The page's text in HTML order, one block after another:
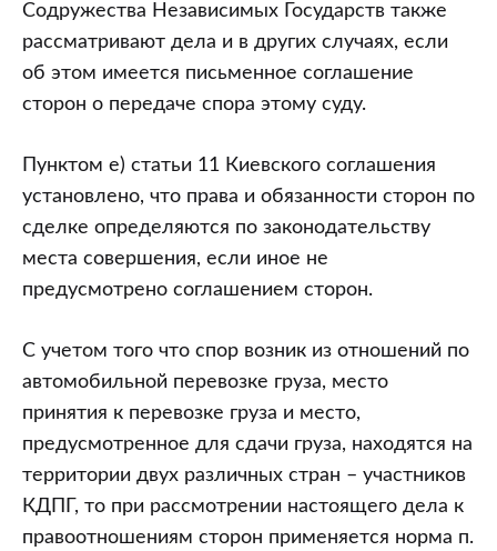
Содружества Независимых Государств также
рассматривают дела и в других случаях, если
об этом имеется письменное соглашение
сторон о передаче спора этому суду.
Пунктом е) статьи 11 Киевского соглашения
установлено, что права и обязанности сторон по
сделке определяются по законодательству
места совершения, если иное не
предусмотрено соглашением сторон.
С учетом того что спор возник из отношений по
автомобильной перевозке груза, место
принятия к перевозке груза и место,
предусмотренное для сдачи груза, находятся на
территории двух различных стран – участников
КДПГ, то при рассмотрении настоящего дела к
правоотношениям сторон применяется норма п.